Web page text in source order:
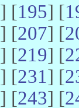
] [195] [
] [207] [
] [219] [
] [231] [
] [243] [